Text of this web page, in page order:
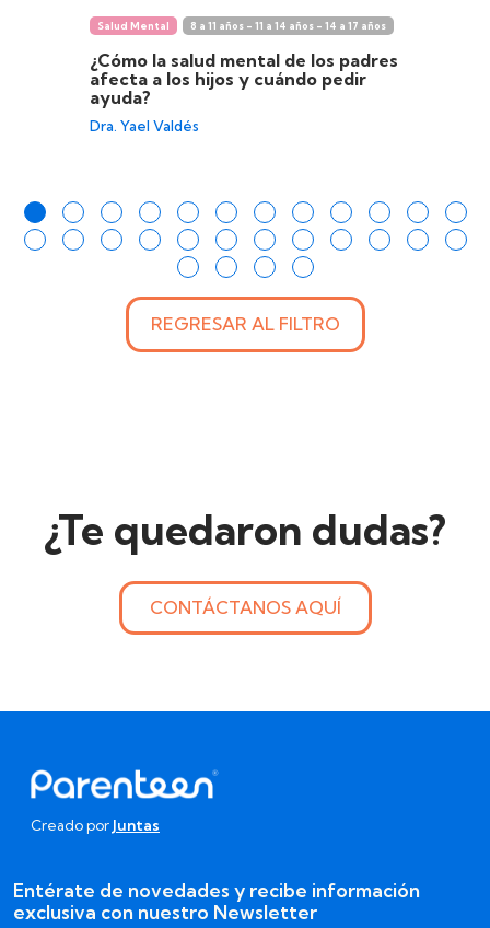
Salud Mental 8 a 11 años - 11 a 14 años - 14 a 17 años
¿Cómo la salud mental de los padres
afecta a los hijos y cuándo pedir
ayuda?
Dra. Yael Valdés
REGRESAR AL FILTRO
¿Te quedaron dudas?
CONTÁCTANOS AQUÍ
Creado por Juntas
Entérate de novedades y recibe información
exclusiva con nuestro Newsletter